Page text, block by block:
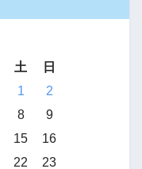
土
日
1
2
8
9
15
16
22
23